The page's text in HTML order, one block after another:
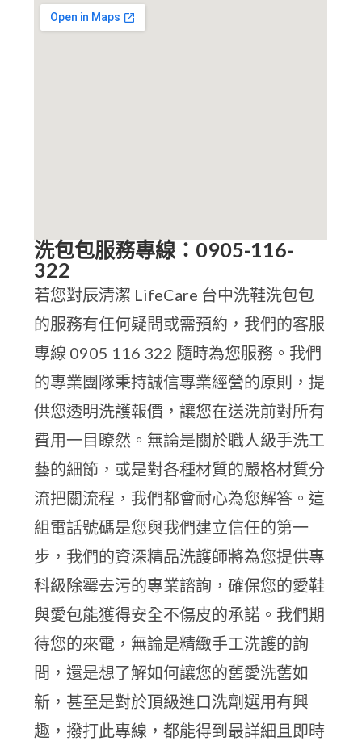
洗包包服務專線：0905-116-
322
若您對辰清潔 LifeCare 台中洗鞋洗包包
的服務有任何疑問或需預約，我們的客服
專線 0905 116 322 隨時為您服務。我們
的專業團隊秉持誠信專業經營的原則，提
供您透明洗護報價，讓您在送洗前對所有
費用一目瞭然。無論是關於職人級手洗工
藝的細節，或是對各種材質的嚴格材質分
流把關流程，我們都會耐心為您解答。這
組電話號碼是您與我們建立信任的第一
步，我們的資深精品洗護師將為您提供專
科級除霉去污的專業諮詢，確保您的愛鞋
與愛包能獲得安全不傷皮的承諾。我們期
待您的來電，無論是精緻手工洗護的詢
問，還是想了解如何讓您的舊愛洗舊如
新，甚至是對於頂級進口洗劑選用有興
趣，撥打此專線，都能得到最詳細且即時